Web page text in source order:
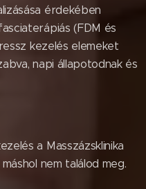
érdekében
(FDM és
kezelés elemeket
napi állapotodnak és
a Masszázsklinika
nem találod meg.